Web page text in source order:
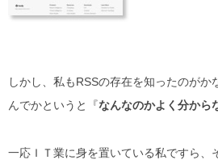
しかし、私もRSSの存在を知ったのがか
んでかというと『なんなのかよく分から
一応ＩＴ業に身を置いている私ですら、